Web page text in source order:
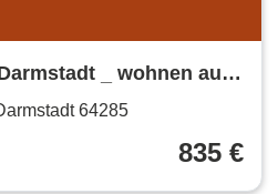
_ wohnen auf
64285
835 €